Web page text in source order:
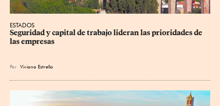
ESTADOS
Seguridad y capital de trabajo lideran las prioridades de
las empresas
Por Viviana Estrella